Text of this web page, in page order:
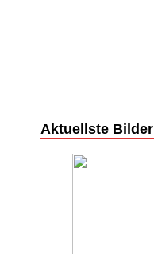
Aktuellste Bilder